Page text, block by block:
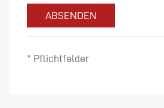
ABSENDEN
* Pflichtfelder